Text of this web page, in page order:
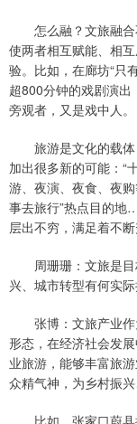
怎么融？文旅融合
使两者相互赋能、相
验。比如，在廊坊“只
超800分钟的戏剧演出
旁观者，又是戏中人。
旅游是文化的载体
加出很多新的可能：“
游、夜演、夜食、夜购
事去旅行”热点目的
层出不穷，满足着不断
周珊珊：文旅是目
兴、城市转型有何实
张博：文旅产业作
形态，在经济社会发
业旅游，能够丰富旅
众精气神，为乡村振兴